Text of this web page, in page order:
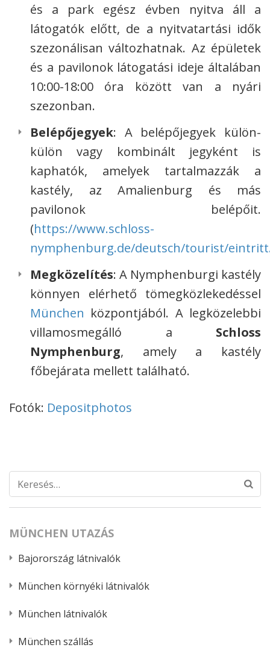
és a park egész évben nyitva áll a
látogatók előtt, de a nyitvatartási idők
szezonálisan változhatnak. Az épületek
és a pavilonok látogatási ideje általában
10:00-18:00 óra között van a nyári
szezonban.
Belépőjegyek: A belépőjegyek külön-
külön vagy kombinált jegyként is
kaphatók, amelyek tartalmazzák a
kastély, az Amalienburg és más
pavilonok belépőit.
(https://www.schloss-
nymphenburg.de/deutsch/tourist/
Megközelítés: A Nymphenburgi kastély
könnyen elérhető tömegközlekedéssel
München központjából. A legközelebbi
villamosmegálló a Schloss
Nymphenburg, amely a kastély
főbejárata mellett található.
Fotók: Depositphotos
Keresés:
MÜNCHEN UTAZÁS
Bajorország látnivalók
München környéki látnivalók
München látnivalók
München szállás